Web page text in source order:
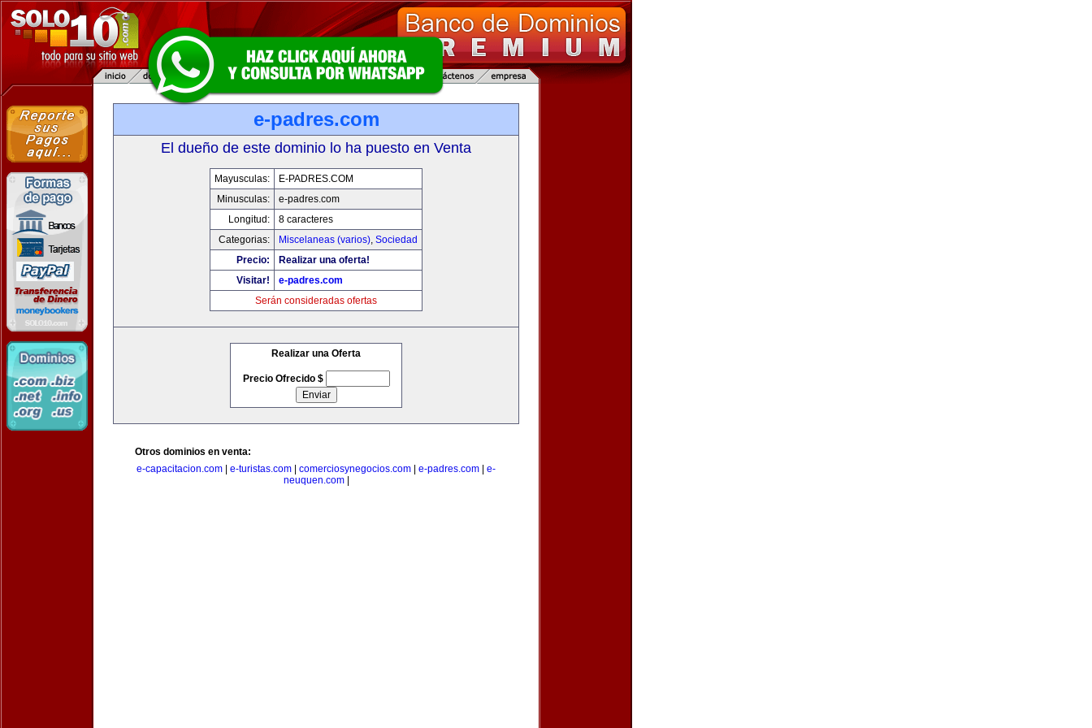
e-padres.com
El dueño de este dominio lo ha puesto en Venta
Mayusculas:
E-PADRES.COM
Minusculas:
e-padres.com
Longitud:
8 caracteres
Categorias:
Miscelaneas (varios), Sociedad
Precio:
Realizar una oferta!
Visitar!
e-padres.com
Serán consideradas ofertas
Realizar una Oferta
Precio Ofrecido $
Otros dominios en venta:
e-capacitacion.com
e-turistas.com comerciosynegocios.com e-padres.com
e-
neuquen.com|